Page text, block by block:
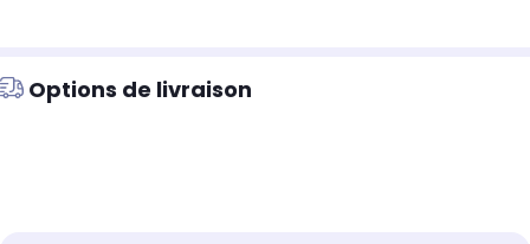
Options de livraison